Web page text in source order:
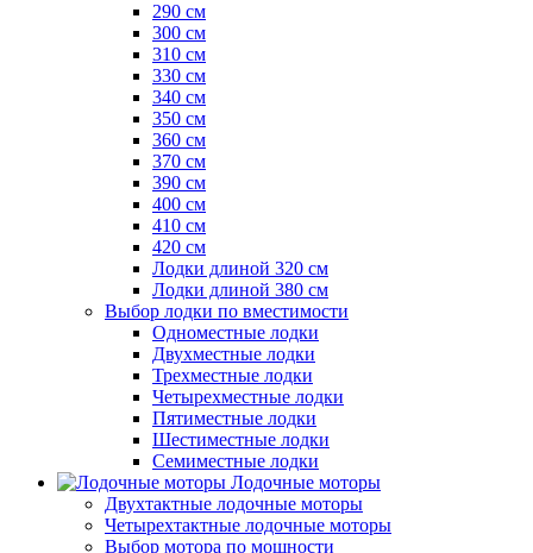
290 см
300 см
310 см
330 см
340 см
350 см
360 см
370 см
390 см
400 см
410 см
420 см
Лодки длиной 320 см
Лодки длиной 380 см
Выбор лодки по вместимости
Одноместные лодки
Двухместные лодки
Трехместные лодки
Четырехместные лодки
Пятиместные лодки
Шестиместные лодки
Семиместные лодки
Лодочные моторы
Двухтактные лодочные моторы
Четырехтактные лодочные моторы
Выбор мотора по мощности